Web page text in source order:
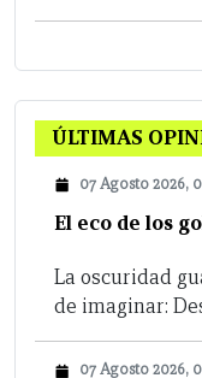
ÚLTIMAS
07 Agosto 2026,
El eco de los
La oscuridad
de imaginar:
07 Agosto 2026,